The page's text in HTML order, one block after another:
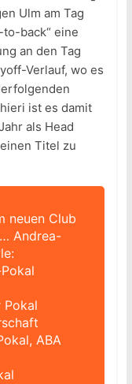
Ulm am Tag
back“ eine
an den Tag
Verlauf, wo es
ist es damit
als Head
Titel zu
neuen Club
Andrea-
Pokal
ABA